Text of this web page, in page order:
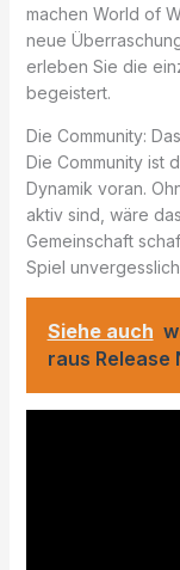
machen World of
neue
erleben Sie die
begeistert.
Die Community:
Die Community ist
Dynamik voran.
aktiv sind, wäre
Gemeinschaft
Spiel
Siehe auch
raus Release